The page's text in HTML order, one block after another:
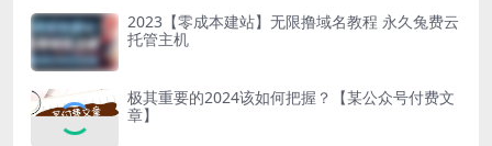
2023【零成本建站】无限撸域名教程 永久兔费云
托管主机
极其重要的2024该如何把握？【某公众号付费文
章】